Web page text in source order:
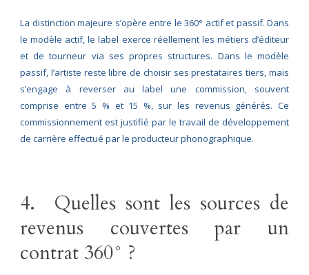
La distinction majeure s’opère entre le 360° actif et passif. Dans
le modèle actif, le label exerce réellement les métiers d’éditeur
et de tourneur via ses propres structures. Dans le modèle
passif, l’artiste reste libre de choisir ses prestataires tiers, mais
s’engage à reverser au label une commission, souvent
comprise entre 5 % et 15 %, sur les revenus générés. Ce
commissionnement est justifié par le travail de développement
de carrière effectué par le producteur phonographique.
4. Quelles sont les sources de
revenus couvertes par un
contrat 360° ?